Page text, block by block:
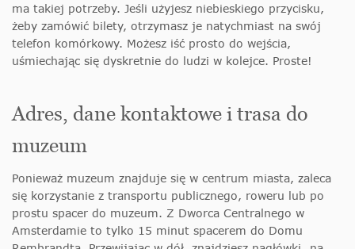
ma takiej potrzeby. Jeśli użyjesz niebieskiego przycisku,
żeby zamówić bilety, otrzymasz je natychmiast na swój
telefon komórkowy. Możesz iść prosto do wejścia,
uśmiechając się dyskretnie do ludzi w kolejce. Proste!
Adres, dane kontaktowe i trasa do
muzeum
Ponieważ muzeum znajduje się w centrum miasta, zaleca
się korzystanie z transportu publicznego, roweru lub po
prostu spacer do muzeum. Z Dworca Centralnego w
Amsterdamie to tylko 15 minut spacerem do Domu